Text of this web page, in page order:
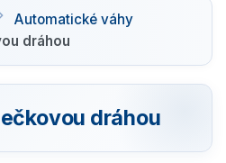
Automatické váhy
dráhou
dráhou